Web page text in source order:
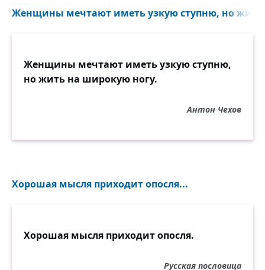
Женщины мечтают иметь узкую ступню, но
Женщины мечтают иметь узкую ступню,
но жить на широкую ногу.
Антон Чехов
Хорошая мысля приходит опосля...
Хорошая мысля приходит опосля.
Русская пословица